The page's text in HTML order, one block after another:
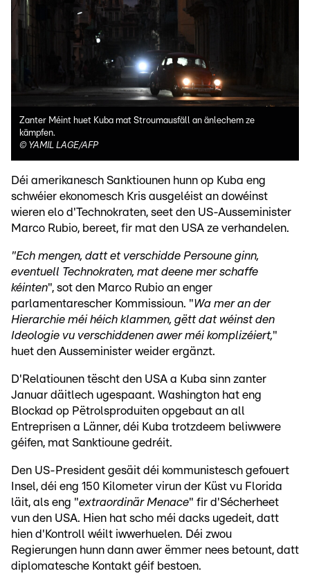
Zanter Méint huet Kuba mat Stroumausfäll an änlechem ze
kämpfen.
© YAMIL LAGE/AFP
Déi amerikanesch Sanktiounen hunn op Kuba eng
schwéier ekonomesch Kris ausgeléist an dowéinst
wieren elo d'Technokraten, seet den US-Ausseminister
Marco Rubio, bereet, fir mat den USA ze verhandelen.
"Ech mengen, datt et verschidde Persoune ginn,
eventuell Technokraten, mat deene mer schaffe
kéinten", sot den Marco Rubio an enger
parlamentarescher Kommissioun. "Wa mer an der
Hierarchie méi héich klammen, gëtt dat wéinst den
Ideologie vu verschiddenen awer méi komplizéiert,"
huet den Ausseminister weider ergänzt.
D'Relatiounen tëscht den USA a Kuba sinn zanter
Januar däitlech ugespaant. Washington hat eng
Blockad op Pëtrolsproduiten opgebaut an all
Entreprisen a Länner, déi Kuba trotzdeem beliwwere
géifen, mat Sanktioune gedréit.
Den US-President gesäit déi kommunistesch gefouert
Insel, déi eng 150 Kilometer virun der Küst vu Florida
läit, als eng "extraordinär Menace" fir d'Sécherheet
vun den USA. Hien hat scho méi dacks ugedeit, datt
hien d'Kontroll wéilt iwwerhuelen. Déi zwou
Regierungen hunn dann awer ëmmer nees betount, datt
diplomatesche Kontakt géif bestoen.